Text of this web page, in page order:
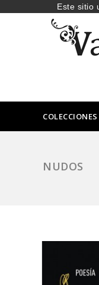
COLECCIONES
NUDOS
Este sitio